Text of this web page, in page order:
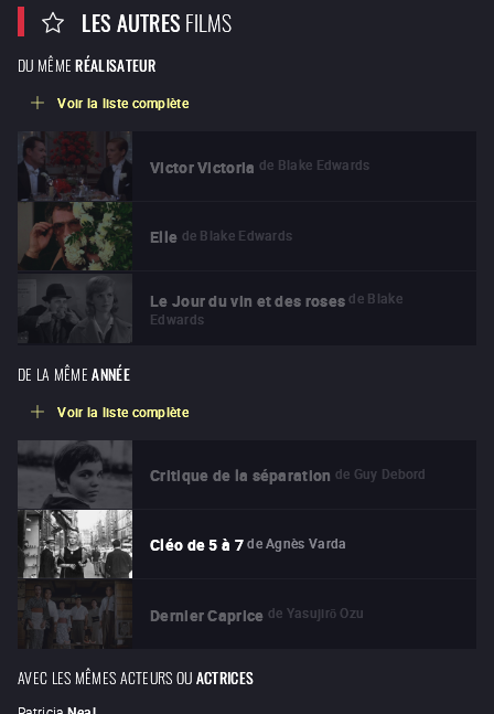
LES AUTRESFILMS
DU MÊME RÉALISATEUR
Voir la liste complète
Victor Victoria de Blake Edwards
Elle de Blake Edwards
Le Jour du vin et des roses de Blake
Edwards
DE LA MÊME ANNÉE
Voir la liste complète
Critique de la séparation de Guy Debord
Cléo de 5 à 7 de Agnès Varda
Dernier Caprice de Yasujirō Ozu
AVEC LES MÊMES ACTEURS OUACTRICES